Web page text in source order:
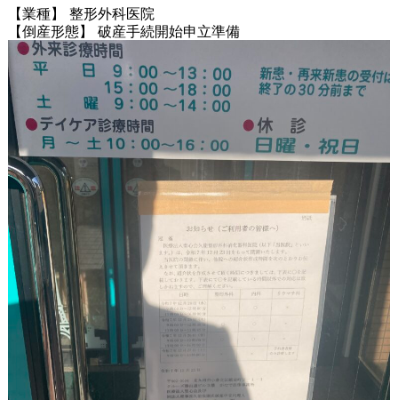
【業種】 整形外科医院
【倒産形態】 破産手続開始申立準備